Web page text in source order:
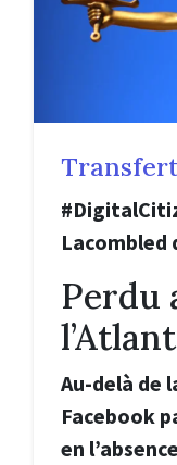
Lacombled
Perdu
Au-delà de
Facebook
en